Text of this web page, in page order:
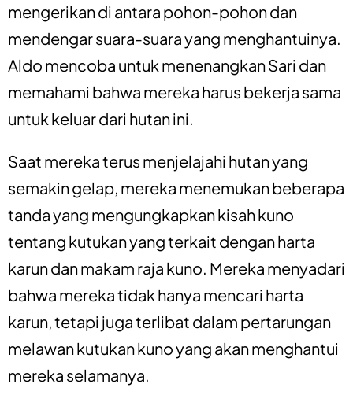
mengerikan di antara pohon-pohon dan
mendengar suara-suara yang menghantuinya.
Aldo mencoba untuk menenangkan Sari dan
memahami bahwa mereka harus bekerja sama
untuk keluar dari hutan ini.
Saat mereka terus menjelajahi hutan yang
semakin gelap, mereka menemukan beberapa
tanda yang mengungkapkan kisah kuno
tentang kutukan yang terkait dengan harta
karun dan makam raja kuno. Mereka menyadari
bahwa mereka tidak hanya mencari harta
karun, tetapi juga terlibat dalam pertarungan
melawan kutukan kuno yang akan menghantui
mereka selamanya.